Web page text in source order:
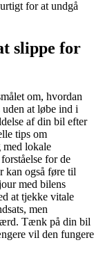
for at undgå
slippe for
om, hvordan
uden at løbe ind i
af din bil efter
tips om
med lokale
for de
kan også føre til
med bilens
at tjekke vitale
men
Tænk på din bil
vil den fungere